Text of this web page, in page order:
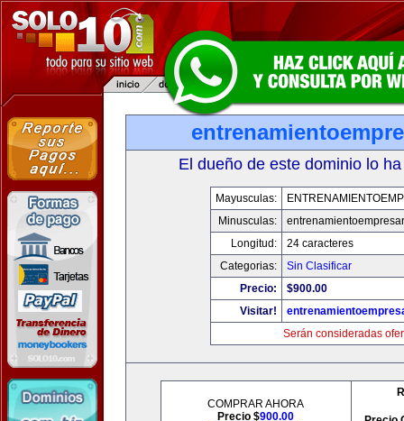
El dueño de este dominio lo
Mayusculas:
Minusculas:
Longitud:
24 caracteres
Categorias:
Sin Clasificar
Precio:
$900.00
Visitar!
Serán consideradas
COMPRAR AHORA
Precio $900.00